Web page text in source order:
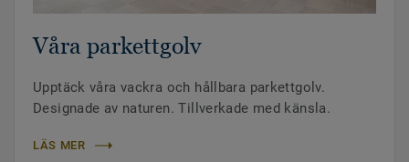
Våra parkettgolv
Upptäck våra vackra och hållbara parkettgolv.
Designade av naturen. Tillverkade med känsla.
LÄS MER